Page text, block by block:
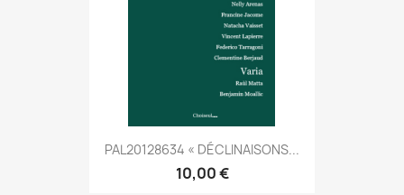
PAL20128634 « DÉCLINAISONS...
10,00 €